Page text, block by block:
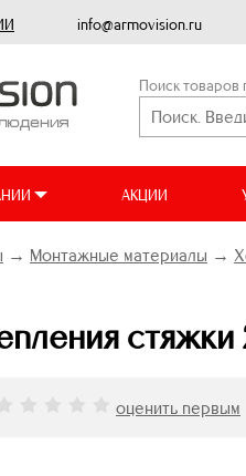
info@armovision.ru
Поиск товаров
АКЦИИ
→ Монтажные материалы →
оценить первым